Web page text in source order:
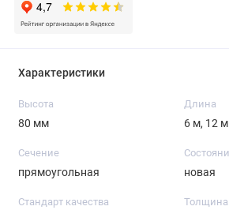
Характеристики
Высота
80 мм
Длина
6 м, 12 м
Сечение
прямоугольная новая
Стандарт качества Толщина